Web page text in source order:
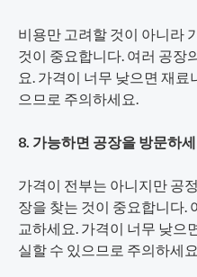
비용만 고려할 것이 아니라
것이 중요합니다. 여러 공장
요. 가격이 너무 낮으면 재료
으므로 주의하세요.
8. 가능하면 공장을 방문하세
가격이 전부는 아니지만 공
장을 찾는 것이 중요합니다.
교하세요. 가격이 너무 낮으
실할 수 있으므로 주의하세요.